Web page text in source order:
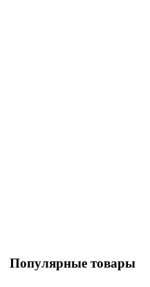
Популярные товары